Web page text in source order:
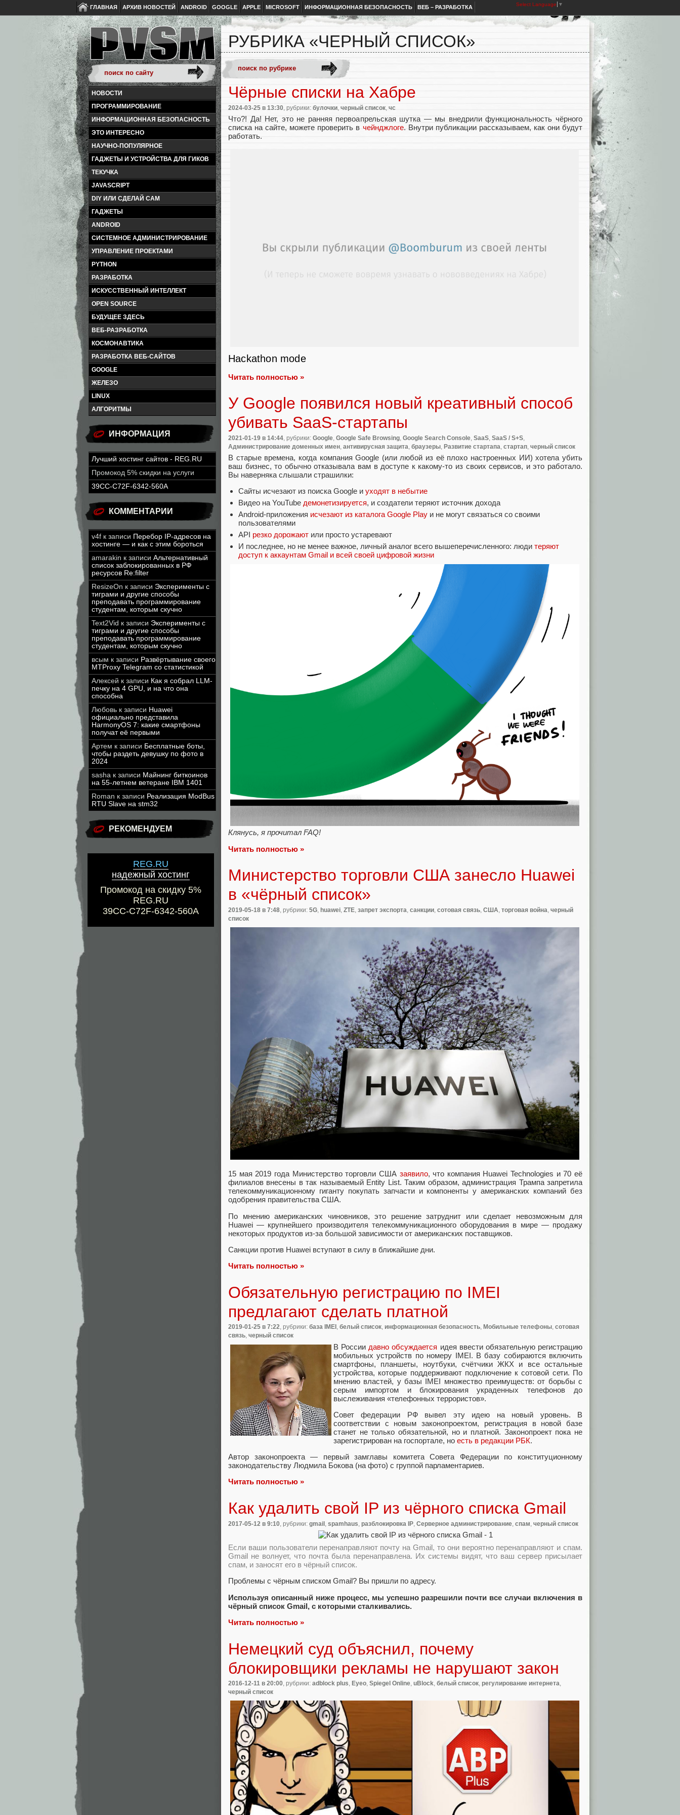
ГЛАВНАЯ АРХИВ НОВОСТЕЙ ANDROID GOOGLE APPLE MICROSOFT ИНФОРМАЦИОННАЯ БЕЗОПАСНОСТЬ ВЕБ – РАЗРАБОТКА Select Language ▼
НОВОСТИ
ПРОГРАММИРОВАНИЕ
ИНФОРМАЦИОННАЯ БЕЗОПАСНОСТЬ
ЭТО ИНТЕРЕСНО
НАУЧНО-ПОПУЛЯРНОЕ
ГАДЖЕТЫ И УСТРОЙСТВА ДЛЯ ГИКОВ
ТЕКУЧКА
JAVASCRIPT
DIY ИЛИ СДЕЛАЙ САМ
ГАДЖЕТЫ
ANDROID
СИСТЕМНОЕ АДМИНИСТРИРОВАНИЕ
УПРАВЛЕНИЕ ПРОЕКТАМИ
PYTHON
РАЗРАБОТКА
ИСКУССТВЕННЫЙ ИНТЕЛЛЕКТ
OPEN SOURCE
БУДУЩЕЕ ЗДЕСЬ
ВЕБ-РАЗРАБОТКА
КОСМОНАВТИКА
РАЗРАБОТКА ВЕБ-САЙТОВ
GOOGLE
ЖЕЛЕЗО
LINUX
АЛГОРИТМЫ
ИНФОРМАЦИЯ
Лучший хостинг сайтов - REG.RU
Промокод 5% скидки на услуги
39CC-C72F-6342-560A
КОММЕНТАРИИ
v4f к записи Перебор IP-адресов на
хостинге — и как с этим бороться
amarakin к записи Альтернативный
список заблокированных в РФ
ресурсов Re:filter
ResizeOn к записи Эксперименты с
тиграми и другие способы
преподавать программирование
студентам, которым скучно
Text2Vid к записи Эксперименты с
тиграми и другие способы
преподавать программирование
студентам, которым скучно
всым к записи Развёртывание своего
MTProxy Telegram со статистикой
Алексей к записи Как я собрал LLM-
печку на 4 GPU, и на что она
способна
Любовь к записи Huawei
официально представила
HarmonyOS 7: какие смартфоны
получат её первыми
Артем к записи Бесплатные боты,
чтобы раздеть девушку по фото в
2024
sasha к записи Майнинг биткоинов
на 55-летнем ветеране IBM 1401
Roman к записи Реализация ModBus
RTU Slave на stm32
РЕКОМЕНДУЕМ
REG.RU
надежный хостинг
Промокод на скидку 5%
REG.RU
39CC-C72F-6342-560A
РУБРИКА «ЧЕРНЫЙ СПИСОК»
Чёрные списки на Хабре
2024-03-25 в 13:30 , рубрики: булочки черный список чс
Что?! Да! Нет, это не ранняя первоапрельская шутка — мы внедрили функциональность чёрного
списка на сайте, можете проверить в чейнджлоге. Внутри публикации рассказываем, как они будут
работать.
Hackathon mode
Читать полностью »
У Google появился новый креативный способ
убивать SaaS-стартапы
2021-01-19 в 14:44 , рубрики: Google Google Safe Browsing Google Search Console SaaS SaaS / S+S
Администрирование доменных имен антивирусная защита браузеры Развитие стартапа стартап черный список
В старые времена, когда компания Google (или любой из её плохо настроенных ИИ) хотела убить
ваш бизнес, то обычно отказывала вам в доступе к какому-то из своих сервисов, и это работало.
Вы наверняка слышали страшилки:
Сайты исчезают из поиска Google и уходят в небытие
Видео на YouTube демонетизируется, и создатели теряют источник дохода
Android-приложения исчезают из каталога Google Play и не могут связаться со своими
пользователями
API резко дорожают или просто устаревают
И последнее, но не менее важное, личный аналог всего вышеперечисленного: люди теряют
доступ к аккаунтам Gmail и всей своей цифровой жизни
Клянусь, я прочитал FAQ!
Читать полностью »
Министерство торговли США занесло Huawei
в «чёрный список»
2019-05-18 в 7:48 , рубрики: 5G huawei ZTE запрет экспорта санкции сотовая связь США торговая война черный
список
15 мая 2019 года Министерство торговли США заявило, что компания Huawei Technologies и 70 её
филиалов внесены в так называемый Entity List. Таким образом, администрация Трампа запретила
телекоммуникационному гиганту покупать запчасти и компоненты у американских компаний без
одобрения правительства США.
По мнению американских чиновников, это решение затруднит или сделает невозможным для
Huawei — крупнейшего производителя телекоммуникационного оборудования в мире — продажу
некоторых продуктов из-за большой зависимости от американских поставщиков.
Санкции против Huawei вступают в силу в ближайшие дни.
Читать полностью »
Обязательную регистрацию по IMEI
предлагают сделать платной
2019-01-25 в 7:22, рубрики: база IMEI , белый список, информационная безопасность, Мобильные телефоны, сотовая
связь, черный список
В России давно обсуждается идея ввести обязательную регистрацию
мобильных устройств по номеру IMEI. В базу собираются включить
смартфоны, планшеты, ноутбуки, счётчики ЖКХ и все остальные
устройства, которые поддерживают подключение к сотовой сети. По
мнению властей, у базы IMEI множество преимуществ: от борьбы с
серым импортом и блокирования украденных телефонов до
выслеживания «телефонных террористов».
Совет федерации РФ вывел эту идею на новый уровень. В
cоответствии с новым законопроектом, регистрация в новой базе
станет не только обязательной, но и платной. Законопроект пока не
зарегистрирован на госпортале, но есть в редакции РБК.
Автор законопроекта — первый замглавы комитета Совета Федерации по конституционному
законодательству Людмила Бокова (на фото) с группой парламентариев.
Читать полностью »
Как удалить свой IP из чёрного списка Gmail
2017-05-12 в 9:10 , рубрики: gmail spamhaus разблокировка IP Серверное администрирование спам черный список
Если ваши пользователи перенаправляют почту на Gmail, то они вероятно перенаправляют и спам.
Gmail не волнует, что почта была перенаправлена. Их системы видят, что ваш сервер присылает
спам, и заносят его в чёрный список.
Проблемы с чёрным списком Gmail? Вы пришли по адресу.
Используя описанный ниже процесс, мы успешно разрешили почти все случаи включения в
чёрный список Gmail, с которыми сталкивались.
Читать полностью »
Немецкий суд объяснил, почему
блокировщики рекламы не нарушают закон
2016-12-11 в 20:00, рубрики: adblock plus, Eyeo, Spiegel Online, uBlock, белый список, регулирование интернета,
черный список